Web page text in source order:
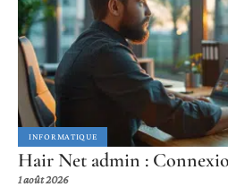
INFORMATIQUE
Hair Net admin :
1 août 2026